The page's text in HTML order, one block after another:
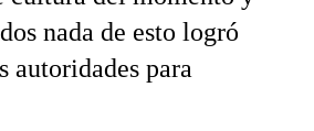
nada de esto logró
autoridades para